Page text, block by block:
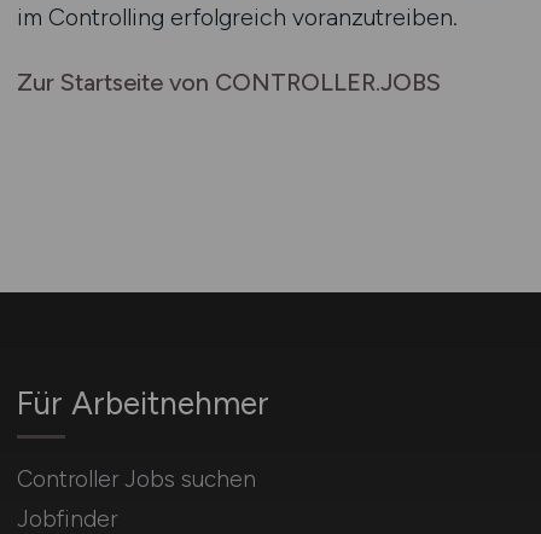
im Controlling erfolgreich voranzutreiben.
Zur Startseite von CONTROLLER.JOBS
Für Arbeitnehmer
Controller Jobs suchen
Jobfinder